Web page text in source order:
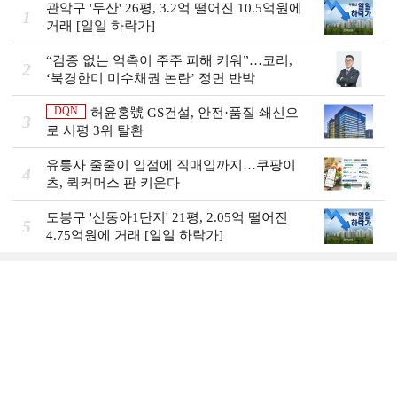
1
관악구 '두산' 26평, 3.2억 떨어진 10.5억원에
거래 [일일 하락가]
2
“검증 없는 억측이 주주 피해 키워”…코리,
‘북경한미 미수채권 논란’ 정면 반박
3
DQN
허윤홍號 GS건설, 안전·품질 쇄신으
로 시평 3위 탈환
4
유통사 줄줄이 입점에 직매입까지…쿠팡이
츠, 퀵커머스 판 키운다
5
도봉구 '신동아1단지' 21평, 2.05억 떨어진
4.75억원에 거래 [일일 하락가]